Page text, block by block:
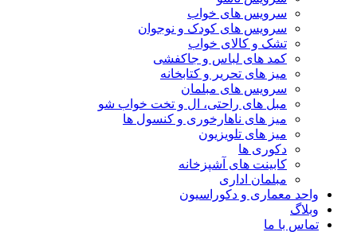
سرویس های خواب
سرویس های کودک و نوجوان
تشک و کالای خواب
کمد های لباس و جاکفشی
میز های تحریر و کتابخانه
سرویس های مبلمان
مبل های راحتی، ال و تخت خواب شو
میز های ناهارخوری و کنسول ها
میز های تلویزیون
دکوری ها
کابینت های آشپزخانه
مبلمان اداری
واحد معماری و دکوراسیون
وبلاگ
تماس با ما